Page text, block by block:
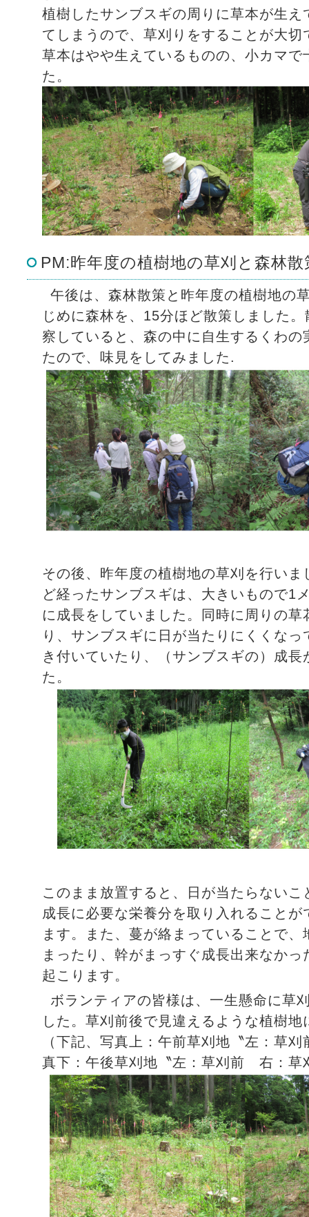
植樹したサンブスギの周りに草本が生え
てしまうので、草刈りをすることが大切
草本はやや生えているものの、小カマで
た。
PM:昨年度の植樹地の草刈と森林散
午後は、森林散策と昨年度の植樹地の
じめに森林を、15分ほど散策しました
察していると、森の中に自生するくわの
たので、味見をしてみました.
その後、昨年度の植樹地の草刈を行いま
ど経ったサンブスギは、大きいもので1
に成長をしていました。同時に周りの
り、サンブスギに日が当たりにくくな
き付いていたり、（サンブスギの）成
た。
このまま放置すると、日が当たらない
成長に必要な栄養分を取り入れること
ます。また、蔓が絡まっていることで
まったり、幹がまっすぐ成長出来なか
起こります。
ボランティアの皆様は、一生懸命に草
した。草刈前後で見違えるような植樹地
（下記、写真上：午前草刈地〝左：
真下：午後草刈地〝左：草刈前 右：草